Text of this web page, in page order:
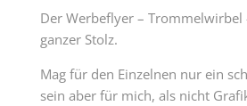
Der Werbeflyer – Trommelwirbel
ganzer Stolz.
Mag für den Einzelnen nur ein
sein aber für mich, als nicht